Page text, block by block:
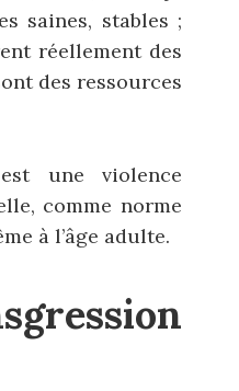
saines, stables ;
réellement des
des ressources
une violence
comme norme
à l’âge adulte.